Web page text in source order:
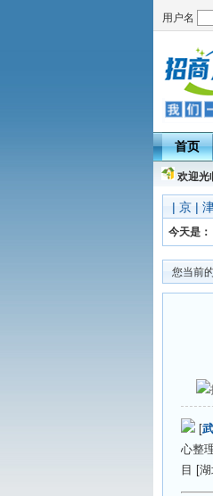
用户名
首页
欢迎光
| 京 |
今天是：
您当前
[
心整
目 [